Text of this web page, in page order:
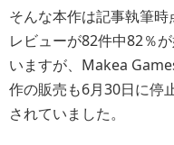
そんな本作は記事執筆
レビューが82件中82％
いますが、Makea
作の販売も6月30日に停
されていました。